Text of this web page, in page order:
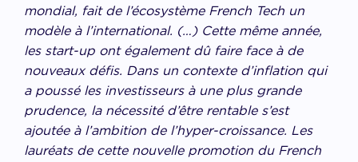
mondial, fait de l’écosystème French Tech un
modèle à l’international. (…) Cette même année,
les start-up ont également dû faire face à de
nouveaux défis. Dans un contexte d’inflation qui
a poussé les investisseurs à une plus grande
prudence, la nécessité d’être rentable s’est
ajoutée à l’ambition de l’hyper-croissance. Les
lauréats de cette nouvelle promotion du French